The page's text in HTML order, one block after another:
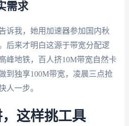
需求
诉我，她用加速器参加国内秋
后来才明白这源于带宽分配逻
地铁，百人挤10M带宽自然卡
到独享100M带宽，凌晨三点抢
人一步。
这样挑工具